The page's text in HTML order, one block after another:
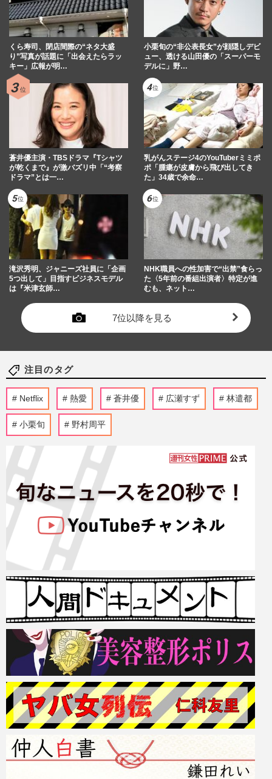
くら寿司、閉店間際の“ネタ大盛
り”写真が話題に「出会えたらラッ
キー」広報が明…
小栗旬の“非公表長女”が顔隠しデビ
ュー、透ける山田優の「スーパーモ
デルに」野…
蒼井優主演・TBSドラマ『Tシャツ
が乾くまで』が激バズリ中「“考察
ドラマ”とは一…
乳がんステージ4のYouTuberミミポ
ポ「腫瘍が皮膚から飛び出してき
た」34歳で余命…
滝沢秀明、ジャニーズ社員に「企画
5つ出して」目指すビジネスモデル
は『米津玄師…
NHK職員への性加害で“出禁”食らっ
た〈5年前の番組出演者〉特定が進
むも、ネット…
7位以降を見る
注目のタグ
Netflix 熱愛 蒼井優 広瀬すず 林遣都
小栗旬 野村周平